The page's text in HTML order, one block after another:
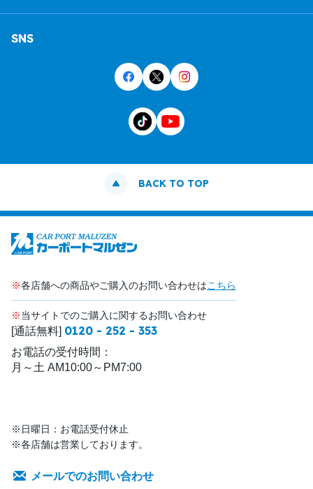
SNS
BACK TO TOP
※各店舗への商品やご購入のお問い合わせはこちら
※当サイトでのご購入に関するお問い合わせ
[通話無料] 0120 - 252 - 353
お電話の受付時間：
月～土 AM10:00～PM7:00
※日曜日：お電話受付休止
※各店舗は営業しております。
メールでのお問い合わせ